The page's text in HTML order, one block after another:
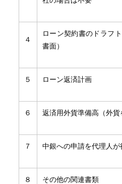
４
ローン契約書のドラフ
書面）
５ ローン返済計画
６ 返済用外貨準備高（外貨
７ 中銀への申請を代理人
８ その他の関連書類